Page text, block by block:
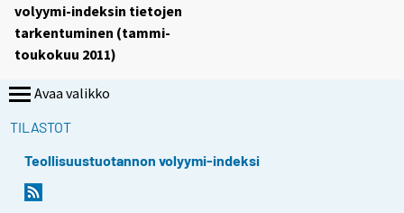
volyymi-indeksin tietojen
tarkentuminen (tammi-
toukokuu 2011)
Avaa valikko
TILASTOT
Teollisuustuotannon volyymi-indeksi